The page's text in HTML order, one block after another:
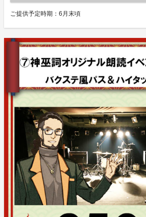
ご提供予定時期： 6月末頃